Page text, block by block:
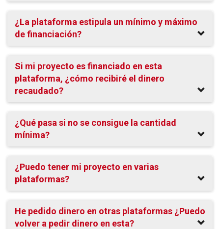
¿La plataforma estipula un mínimo y máximo
de financiación?
Si mi proyecto es financiado en esta
plataforma, ¿cómo recibiré el dinero
recaudado?
¿Qué pasa si no se consigue la cantidad
mínima?
¿Puedo tener mi proyecto en varias
plataformas?
He pedido dinero en otras plataformas ¿Puedo
volver a pedir dinero en esta?